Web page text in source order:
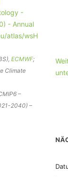
ECMWF;
Climate
–
2040) –